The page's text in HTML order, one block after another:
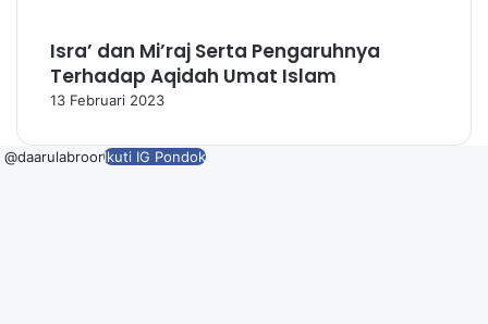
Isra’ dan Mi’raj Serta Pengaruhnya
Terhadap Aqidah Umat Islam
13 Februari 2023
@daarulabroorIkuti IG Pondok